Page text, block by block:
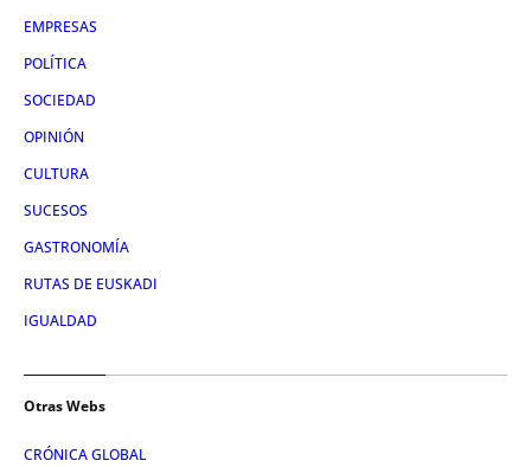
EMPRESAS
POLÍTICA
SOCIEDAD
OPINIÓN
CULTURA
SUCESOS
GASTRONOMÍA
RUTAS DE EUSKADI
IGUALDAD
Otras Webs
CRÓNICA GLOBAL